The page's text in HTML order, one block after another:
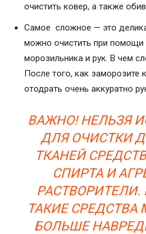
очистить ковер, а также
Самое сложное — это
можно очистить при помощи
морозильника и рук. В чем
После того, как заморозите
отодрать очень аккуратно
ВАЖНО! НЕЛЬЗЯ
ДЛЯ ОЧИСТКИ
ТКАНЕЙ
СПИРТА И
ТАКИЕ СРЕДСТВА
БОЛЬШЕ